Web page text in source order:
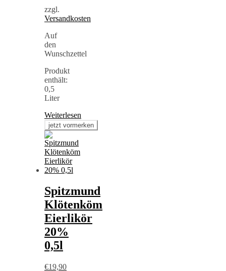
zzgl.
Versandkosten
Auf
den
Wunschzettel
Produkt
enthält:
0,5
Liter
Weiterlesen
Spitzmund
Klötenköm
Eierlikör
20%
0,5l
€19,90